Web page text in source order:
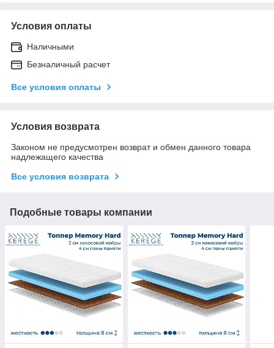
Условия оплаты
Наличными
Безналичный расчет
Все условия оплаты
Условия возврата
Законом не предусмотрен возврат и обмен данного товара
надлежащего качества
Все условия возврата
Подобные товары компании